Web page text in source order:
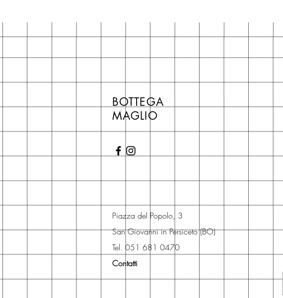
BOTTEGA
MAGLIO
Piazza del Popolo, 3
San Giovanni in Persiceto (BO)
Tel. 051 681 0470
Contatti